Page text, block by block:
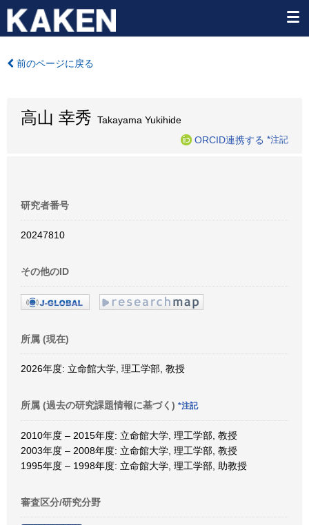
前のページに戻る
高山 幸秀 Takayama Yukihide
ORCID連携する *注記
研究者番号
20247810
その他のID
所属 (現在)
2026年度: 立命館大学, 理工学部, 教授
所属 (過去の研究課題情報に基づく) *注記
2010年度 – 2015年度: 立命館大学, 理工学部, 教授
2003年度 – 2008年度: 立命館大学, 理工学部, 教授
1995年度 – 1998年度: 立命館大学, 理工学部, 助教授
審査区分/研究分野